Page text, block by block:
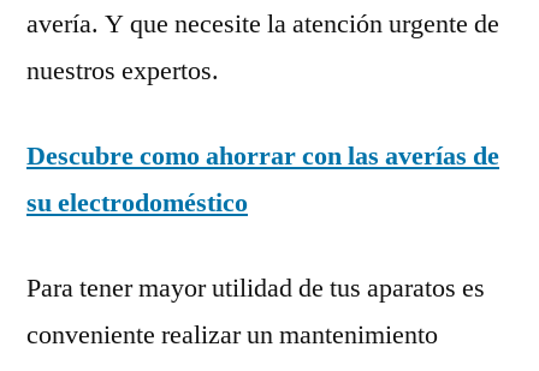
avería. Y que necesite la atención urgente de
nuestros expertos.
Descubre como ahorrar con las averías de
su electrodoméstico
Para tener mayor utilidad de tus aparatos es
conveniente realizar un mantenimiento